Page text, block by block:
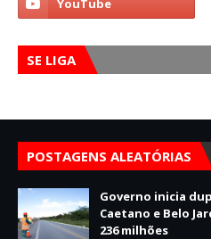
SE LIGA
POSTAGENS ALEATÓRIAS
Governo inicia
Caetano e Belo
236 milhões